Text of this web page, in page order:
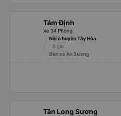
Tám Định
Xe 34 Phòng
Nội ô huyện Tây Hòa
8 giờ
Bến xe An Sương
Tân Long Sương